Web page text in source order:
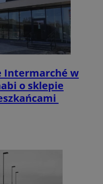
Intermarché w
o sklepie